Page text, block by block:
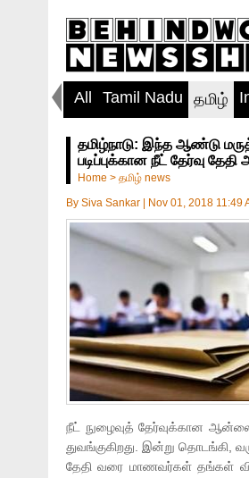
All Tamil Nadu தமிழ்
தமிழ்நாடு: இந்த ஆண்டு
படிப்புக்கான நீட் தேர்வு தேதி
Home > தமிழ் news
By Siva Sankar Nov 01, 2018 11:49
நீட் நுழைவுத் தேர்வுக்கான
துவங்குகிறது. இன்று தொடங்கி,
தேதி வரை மாணவர்கள் தங்கள்